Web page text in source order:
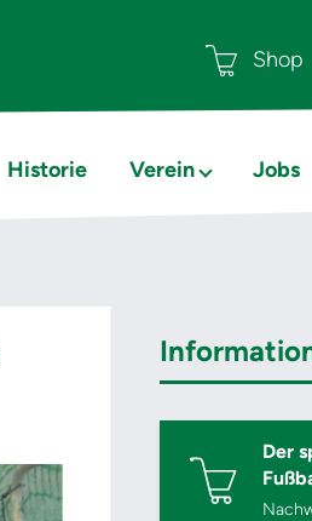
Shop
Historie Verein Jobs
Der